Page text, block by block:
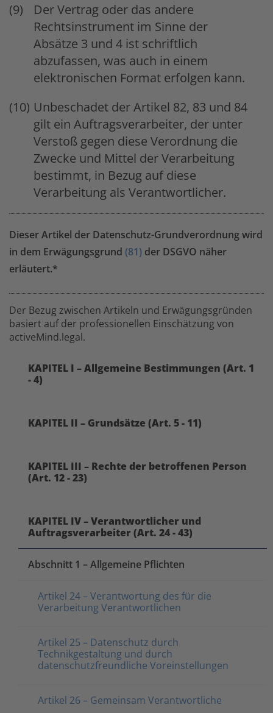
Der Vertrag oder das andere
Rechtsinstrument im Sinne der
Absätze 3 und 4 ist schriftlich
abzufassen, was auch in einem
elektronischen Format erfolgen kann.
Unbeschadet der Artikel 82, 83 und 84
gilt ein Auftragsverarbeiter, der unter
Verstoß gegen diese Verordnung die
Zwecke und Mittel der Verarbeitung
bestimmt, in Bezug auf diese
Verarbeitung als Verantwortlicher.
Dieser Artikel der Datenschutz-Grundverordnung wird
in dem Erwägungsgrund (81) der DSGVO näher
erläutert.*
Der Bezug zwischen Artikeln und Erwägungsgründen
basiert auf der professionellen Einschätzung von
activeMind.legal.
KAPITEL I – Allgemeine Bestimmungen (Art. 1
- 4)
KAPITEL II – Grundsätze (Art. 5 - 11)
KAPITEL III – Rechte der betroffenen Person
(Art. 12 - 23)
KAPITEL IV – Verantwortlicher und
Auftragsverarbeiter (Art. 24 - 43)
Abschnitt 1 – Allgemeine Pflichten
Artikel 24 – Verantwortung des für die
Verarbeitung Verantwortlichen
Artikel 25 – Datenschutz durch
Technikgestaltung und durch
datenschutzfreundliche Voreinstellungen
Artikel 26 – Gemeinsam Verantwortliche